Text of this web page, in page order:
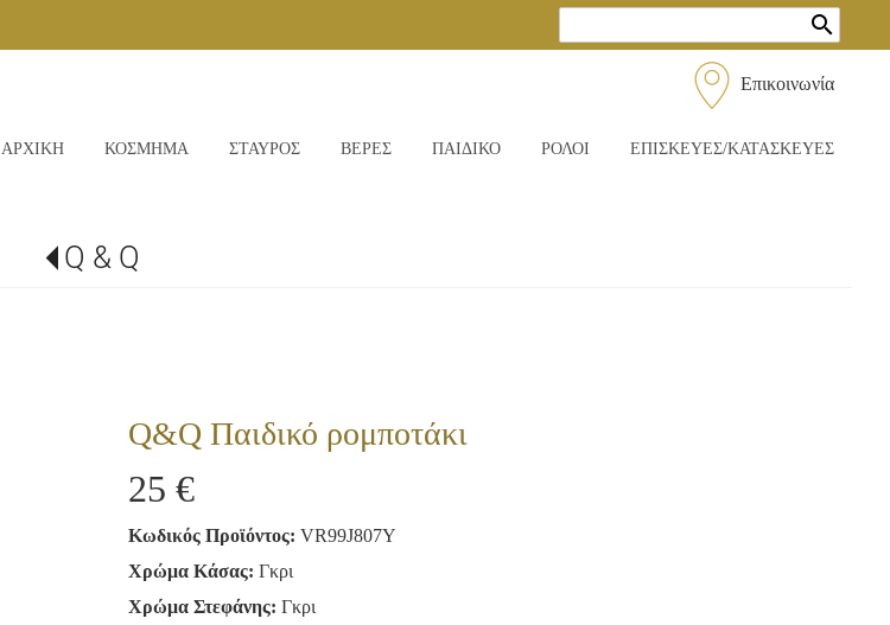
search
Επικοινωνία
ΑΡΧΙΚΗ ΚΟΣΜΗΜΑ ΣΤΑΥΡΟΣ ΒΕΡΕΣ ΠΑΙΔΙΚΟ ΡΟΛΟΙ ΕΠΙΣΚΕΥΕΣ/ΚΑΤΑΣΚΕΥΕΣ
Q & Q
Q&Q Παιδικό ρομποτάκι
25 €
Κωδικός Προϊόντος: VR99J807Y
Χρώμα Κάσας: Γκρι
Χρώμα Στεφάνης: Γκρι